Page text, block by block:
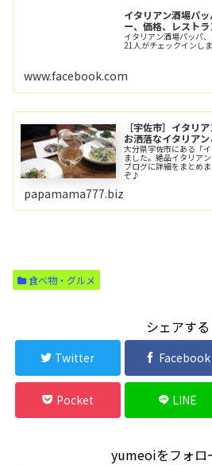
イタリアン酒場パ
ー、価格、レスト
イタリアン酒場パッパ
21人がチェックインし
www.facebook.com
［宇佐市］イタリ
お洒落なイタリア
大分県宇佐市にある「
ました。絶品イタリア
ブログに詳細をまとめ
ぞ♪
papamama777.biz
食べ物・グルメ
シェアする
Twitter Facebook
Pocket LINE
yumeoiをフォロ